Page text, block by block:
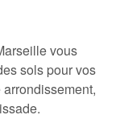
vous
sols pour vos